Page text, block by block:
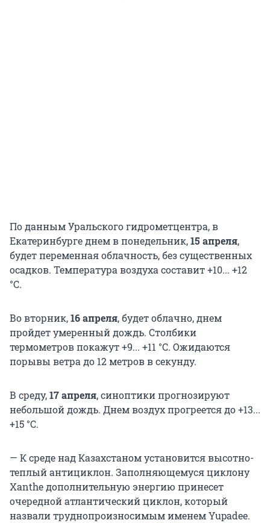
По данным Уральского гидрометцентра, в
Екатеринбурге днем в понедельник,15 апреля,
будет переменная облачность, без существенных
осадков. Температура воздуха составит +10... +12
°С.
Во вторник,16 апреля, будет облачно, днем
пройдет умеренный дождь. Столбики
термометров покажут +9... +11 °С. Ожидаются
порывы ветра до 12 метров в секунду.
В среду,17 апреля, синоптики прогнозируют
небольшой дождь. Днем воздух прогреется до +13...
+15 °С.
— К среде над Казахстаном установится высотно-
теплый антициклон. Заполняющемуся циклону
Xanthe дополнительную энергию принесет
очередной атлантический циклон, который
назвали труднопроизносимым именем Yupadee.